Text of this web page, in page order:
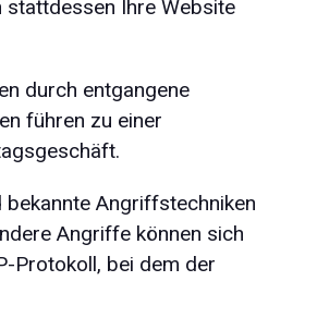
stattdessen Ihre Website
durch entgangene
führen zu einer
Angriffstechniken
Angriffe können sich
Protokoll, bei dem der